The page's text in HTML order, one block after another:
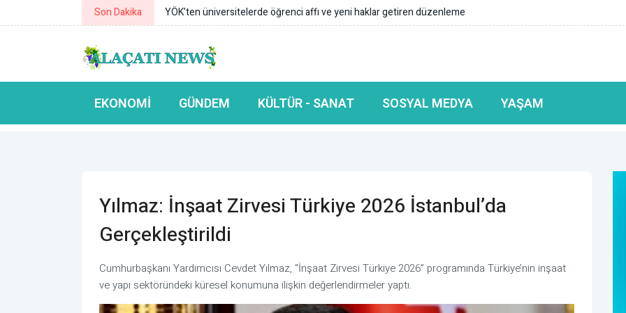
Son Dakika Yumaklı: Kelaynakların popülasyonunu güçlü bir şekilde güvence altına alıyoruz
EKONOMI GÜNDEM KÜLTÜR - SANAT SOSYAL MEDYA YAŞAM
Yılmaz: İnşaat Zirvesi Türkiye 2026 İstanbul’da
Gerçekleştirildi
Cumhurbaşkanı Yardımcısı Cevdet Yılmaz, “İnşaat Zirvesi Türkiye 2026” programında Türkiye’nin inşaat
ve yapı sektöründeki küresel konumuna ilişkin değerlendirmeler yaptı.